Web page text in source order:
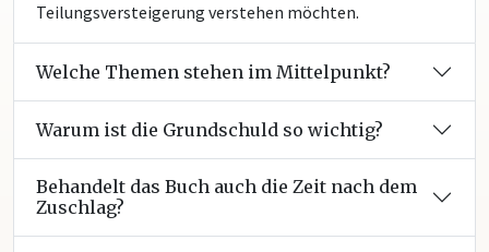
Teilungsversteigerung verstehen möchten.
Welche Themen stehen im Mittelpunkt?
Warum ist die Grundschuld so wichtig?
Behandelt das Buch auch die Zeit nach dem
Zuschlag?